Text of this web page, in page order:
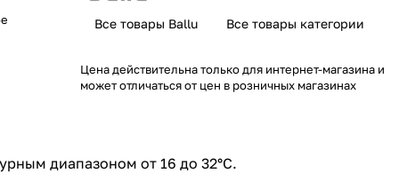
Все товары Ballu Все товары категории
Цена действительна только для интернет-магазина и
может отличаться от цен в розничных магазинах
диапазоном от 16 до 32°С.